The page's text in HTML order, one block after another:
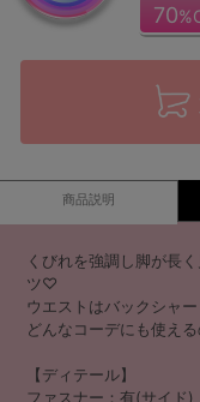
70
商品説明
くびれを強調し脚が長
ツ♡
ウエストはバックシャ
どんなコーデにも使え
【ディテール】
ファスナー：有(サイド)